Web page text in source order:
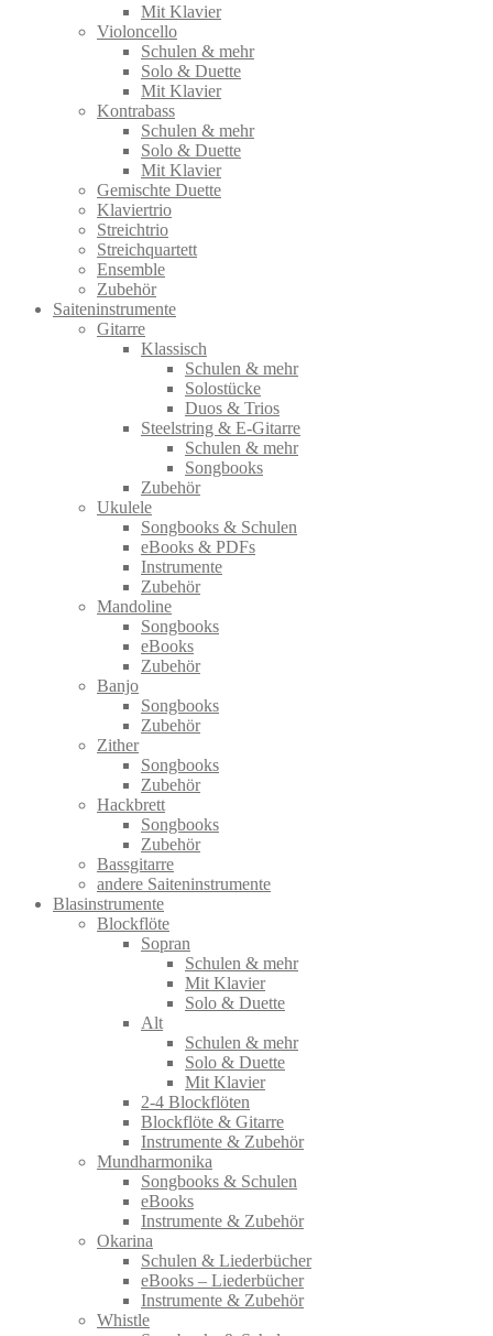
Mit Klavier
Violoncello
Schulen & mehr
Solo & Duette
Mit Klavier
Kontrabass
Schulen & mehr
Solo & Duette
Mit Klavier
Gemischte Duette
Klaviertrio
Streichtrio
Streichquartett
Ensemble
Zubehör
Saiteninstrumente
Gitarre
Klassisch
Schulen & mehr
Solostücke
Duos & Trios
Steelstring & E-Gitarre
Schulen & mehr
Songbooks
Zubehör
Ukulele
Songbooks & Schulen
eBooks & PDFs
Instrumente
Zubehör
Mandoline
Songbooks
eBooks
Zubehör
Banjo
Songbooks
Zubehör
Zither
Songbooks
Zubehör
Hackbrett
Songbooks
Zubehör
Bassgitarre
andere Saiteninstrumente
Blasinstrumente
Blockflöte
Sopran
Schulen & mehr
Mit Klavier
Solo & Duette
Alt
Schulen & mehr
Solo & Duette
Mit Klavier
2-4 Blockflöten
Blockflöte & Gitarre
Instrumente & Zubehör
Mundharmonika
Songbooks & Schulen
eBooks
Instrumente & Zubehör
Okarina
Schulen & Liederbücher
eBooks – Liederbücher
Instrumente & Zubehör
Whistle